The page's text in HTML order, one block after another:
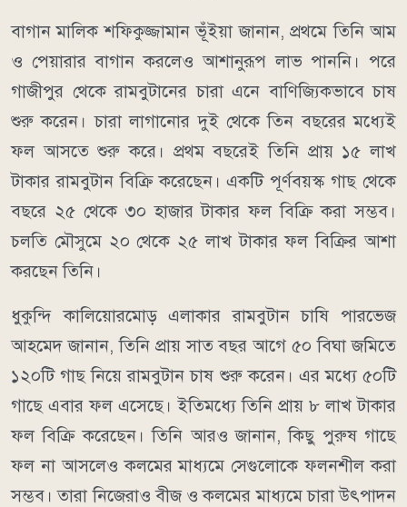
বাগান মালিক শফিকুজ্জামান ভূঁইয়া জানান, প্রথমে তিনি আম
ও পেয়ারার বাগান করলেও আশানুরূপ লাভ পাননি। পরে
গাজীপুর থেকে রামবুটানের চারা এনে বাণিজ্যিকভাবে চাষ
শুরু করেন। চারা লাগানোর দুই থেকে তিন বছরের মধ্যেই
ফল আসতে শুরু করে। প্রথম বছরেই তিনি প্রায় ১৫ লাখ
টাকার রামবুটান বিক্রি করেছেন। একটি পূর্ণবয়স্ক গাছ থেকে
বছরে ২৫ থেকে ৩০ হাজার টাকার ফল বিক্রি করা সম্ভব।
চলতি মৌসুমে ২০ থেকে ২৫ লাখ টাকার ফল বিক্রির আশা
করছেন তিনি।
ধুকুন্দি কালিয়ােরমোড় এলাকার রামবুটান চাষি পারভেজ
আহমেদ জানান, তিনি প্রায় সাত বছর আগে ৫০ বিঘা জমিতে
১২০টি গাছ নিয়ে রামবুটান চাষ শুরু করেন। এর মধ্যে ৫০টি
গাছে এবার ফল এসেছে। ইতিমধ্যে তিনি প্রায় ৮ লাখ টাকার
ফল বিক্রি করেছেন। তিনি আরও জানান, কিছু পুরুষ গাছে
ফল না আসলেও কলমের মাধ্যমে সেগুলোকে ফলনশীল করা
সম্ভব। তারা নিজেরাও বীজ ও কলমের মাধ্যমে চারা উৎপাদন